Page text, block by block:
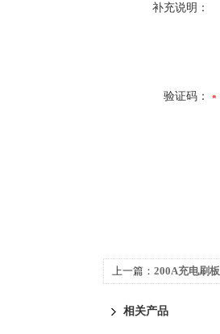
补充说明：
验证码：
上一篇： 200A充电刷
相关产品